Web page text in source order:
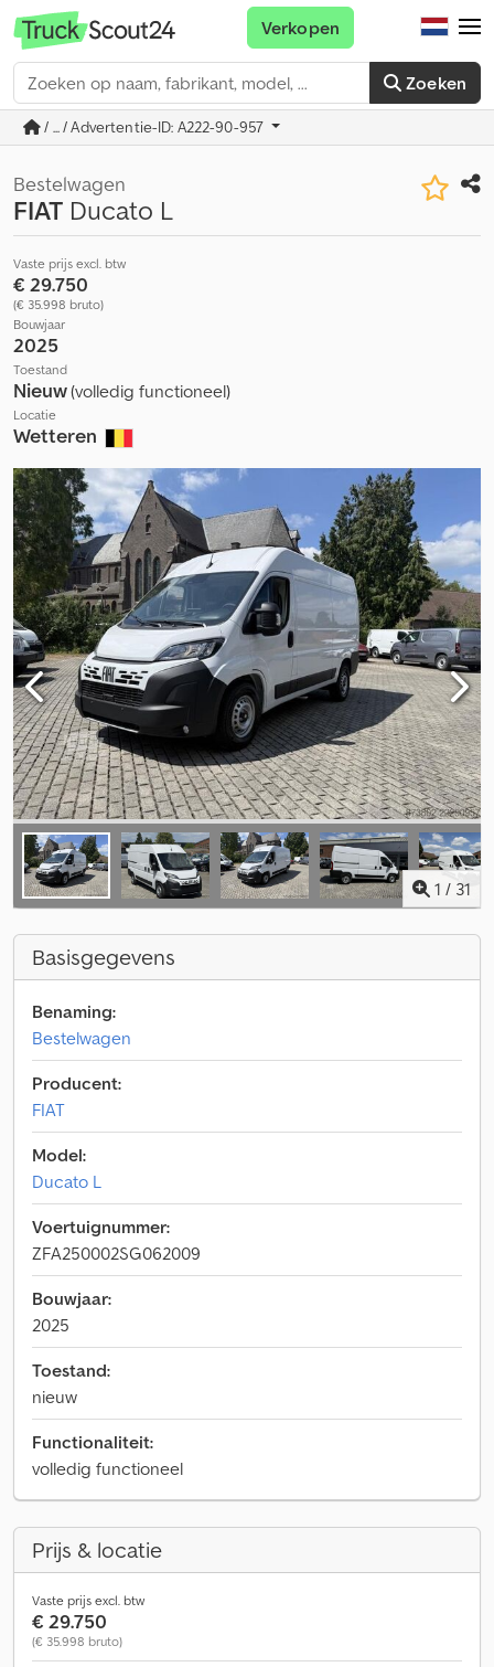
Zoeken
Verkopen
/ ... / Advertentie-ID: A222-90-957
Bestelwagen
FIAT Ducato L
Vaste prijs excl. btw
€ 29.750
(€ 35.998 bruto)
Bouwjaar
2025
Toestand
Nieuw(volledig functioneel)
Locatie
Wetteren
1 / 31
Basisgegevens
Benaming:
Bestelwagen
Producent:
FIAT
Model:
Ducato L
Voertuignummer:
ZFA250002SG062009
Bouwjaar:
2025
Toestand:
nieuw
Functionaliteit:
volledig functioneel
Prijs & locatie
Vaste prijs excl. btw
€ 29.750
(€ 35.998 bruto)